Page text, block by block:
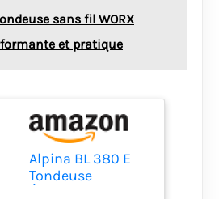
sans fil WORX
et pratique
Alpina BL 380 E
Tondeuse